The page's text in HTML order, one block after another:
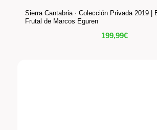
Sierra Cantabria · Colección Privada 2019 |
Frutal de Marcos Eguren
199,99€